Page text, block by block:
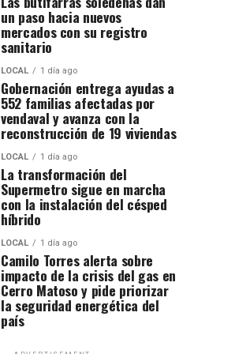
un paso hacia nuevos
mercados con su registro
sanitario
LOCAL 1 día ago
Gobernación entrega ayudas a
552 familias afectadas por
vendaval y avanza con la
reconstrucción de 19 viviendas
LOCAL 1 día ago
La transformación del
Supermetro sigue en marcha
con la instalación del césped
híbrido
LOCAL 1 día ago
Camilo Torres alerta sobre
impacto de la crisis del gas en
Cerro Matoso y pide priorizar
la seguridad energética del
país